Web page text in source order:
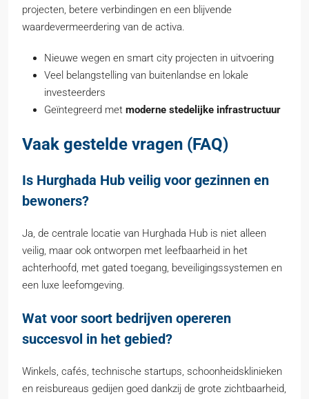
projecten, betere verbindingen en een blijvende
waardevermeerdering van de activa.
Nieuwe wegen en smart city projecten in uitvoering
Veel belangstelling van buitenlandse en lokale
investeerders
Geïntegreerd met moderne stedelijke infrastructuur
Vaak gestelde vragen (FAQ)
Is Hurghada Hub veilig voor gezinnen en
bewoners?
Ja, de centrale locatie van Hurghada Hub is niet alleen
veilig, maar ook ontworpen met leefbaarheid in het
achterhoofd, met gated toegang, beveiligingssystemen en
een luxe leefomgeving.
Wat voor soort bedrijven opereren
succesvol in het gebied?
Winkels, cafés, technische startups, schoonheidsklinieken
en reisbureaus gedijen goed dankzij de grote zichtbaarheid,